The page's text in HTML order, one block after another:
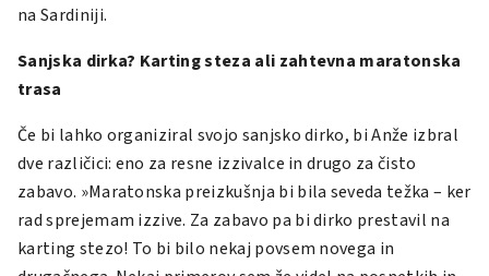
na Sardiniji.
Sanjska dirka? Karting steza ali zahtevna maratonska
trasa
Če bi lahko organiziral svojo sanjsko dirko, bi Anže izbral
dve različici: eno za resne izzivalce in drugo za čisto
zabavo. »Maratonska preizkušnja bi bila seveda težka – ker
rad sprejemam izzive. Za zabavo pa bi dirko prestavil na
karting stezo! To bi bilo nekaj povsem novega in